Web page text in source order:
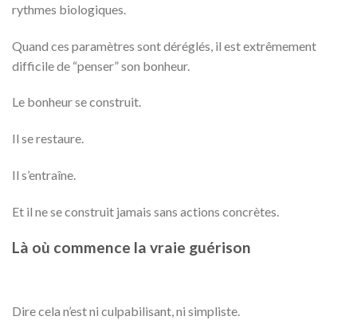
rythmes biologiques.
Quand ces paramètres sont déréglés, il est extrêmement
difficile de “penser” son bonheur.
Le bonheur se construit.
Il se restaure.
Il s’entraîne.
Et il ne se construit jamais sans actions concrètes.
Là où commence la vraie guérison
Dire cela n’est ni culpabilisant, ni simpliste.